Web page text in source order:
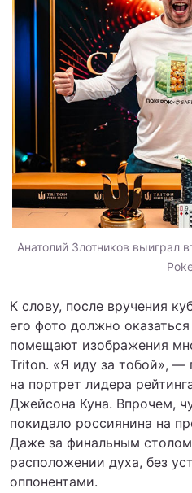
Анатолий Злотников выиграл
К слову, после вручения
его фото должно
помещают изображения
Triton. «Я иду за тобой», —
на портрет лидера
Джейсона Куна. Впрочем,
покидало россиянина на
Даже за финальным
расположении духа, без
оппонентами.